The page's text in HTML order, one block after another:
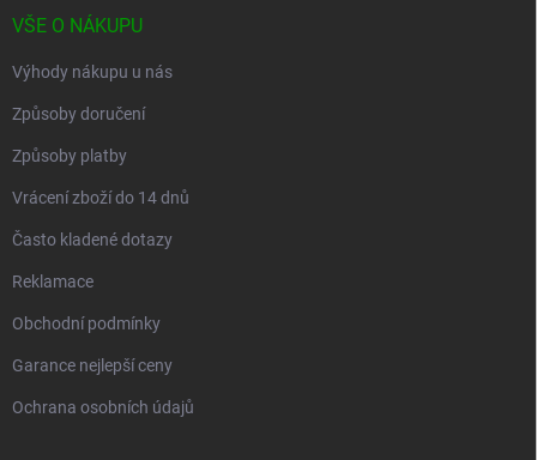
VŠE O NÁKUPU
Výhody nákupu u nás
Způsoby doručení
Způsoby platby
Vrácení zboží do 14 dnů
Často kladené dotazy
Reklamace
Obchodní podmínky
Garance nejlepší ceny
Ochrana osobních údajů